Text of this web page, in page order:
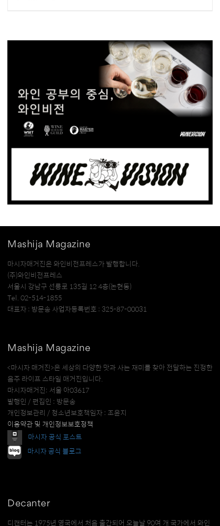
Mashija Magazine
마시자매거진은 와인비전프레스가 발행합니다.
(주)와인비전프레스
서울시 강남구 선릉로 135길 12 4층(논현동)
Tel. 02-514-1855
대표자 : 방문송 사업자등록번호 : 325-87-00031
Mashija Magazine
<마시자 매거진>은 세상의 다양한 맛과 사는 재미를 찾아 전달하는 진정한
음주 라이프 스타일 매거진입니다.
마시자매거진: 서울 아03617
발행인 / 편집인 : 방문송
개인정보관리 / 청소년보호책임자 : 조윤지
이용약관 및 개인정보보호정책
마시자 공식 포스트
마시자 공식 블로그
Decanter
디캔터는 1975년 영국에서 처음 출간되어 오늘날 90여 개 국가에서 와인